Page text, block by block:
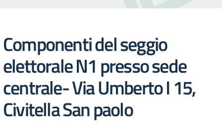
Componenti del seggio
elettorale N1 presso sede
centrale- Via Umberto I 15,
Civitella San paolo